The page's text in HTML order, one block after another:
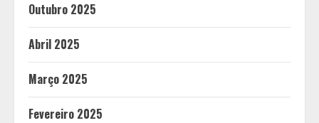
Outubro 2025
Abril 2025
Março 2025
Fevereiro 2025